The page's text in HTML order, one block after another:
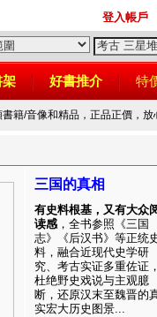
登入帳戶
架 好書推介 特
書籍/音像和精品，正品正價，
三国的真相
有史料根基，又有大众
读感 ，全书参照《三国
志》《后汉书》等正统
料，融合近现代史学研
究、考古实证多重佐证
杜绝野史戏说与主观臆
断，还原汉末至魏晋的
实宏大历史图景...